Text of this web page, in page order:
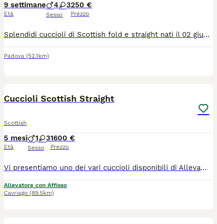
9 settimane
Età
4 3
Sesso
250 €
Prezzo
Splendidi cuccioli di Scottish fold e straight nati il 02 giugno 2026 cercano famiglia! Mamma Scottish fold blu e papà Scottish straight longhair sono entrambi di nostra proprietà, sanissimi e visionabili con i vostri occhi. I genitori sono sverminati e vacciniti, con libretto sanitario, con test FIV e FELV negativi. I cuccioli - svezzati, sverminati, sono già abituati a lettiera e tiragraffi, a stare con altri animali e con bambini se anche molto piccoli. Chiamateci e saremo felici di darci tutte le informazioni che desiderate.
Padova (52.1km)
Cuccioli Scottish Straight
Scottish
5 mesi
Età
1 3
Sesso
1600 €
Prezzo
Vi presentiamo uno dei vari cuccioli disponibili di Allevamento Casa HD Von Panty 🐱 Tutti i nostri cuccioli vengono cresciuti per i primi mesi da noi affinché non raggiungono i 3 mesi d’età, momento a partire dal quale saranno pronti ad entrare a far parte della nuova famiglia. 🙋🏻‍♀️ Innamorarsi di questi cuccioli è molto facile. Per questo vi suggeriamo sempre di prenotare il cucciolo con largo anticipo. 🏠Venite a farci visita di persona presso il nostro Allevamento, sarà amore a prima vista ♥️ 💕Inoltre potremmo dialogare assieme per scoprire le vostre affinità con il cucciolo e darvi dei consigli per costruire una piacevole relazione felina. Ricordiamo che tutti i nostri cuccioli vengono ceduti con: 1) Contratto 2) libretto sanitario e Pedigree 3) Vaccinazioni e sverminazione 4) Microchip 5) Certificato di buona salute 6) Test genitori 7)Kit giochi e consigli comportamentali e alimentari per relazionarsi con il cucciolo I nostri cuccioli sono già educati al tiragraffi e all’uso della lettiera. Un animale è magia 👉 ci trovate a: 📍 36062 Villafranca di Verona in via Carlo Alberto, 44 📍42025 Corte Tegge Cavriago (RE) in Via Piero Gobetti,1 ☎️ prendete appuntamento telefonico al 348 4095905 oppure 340 0021208 https://allevamentocasahdvonbaunty.com Ciao 🐾 Milena, Larysa e Fausto 🐾
Allevatore con Affisso
Cavriago (89.5km)